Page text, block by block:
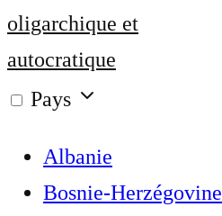
oligarchique et
autocratique
Pays
Albanie
Bosnie-Herzégovine